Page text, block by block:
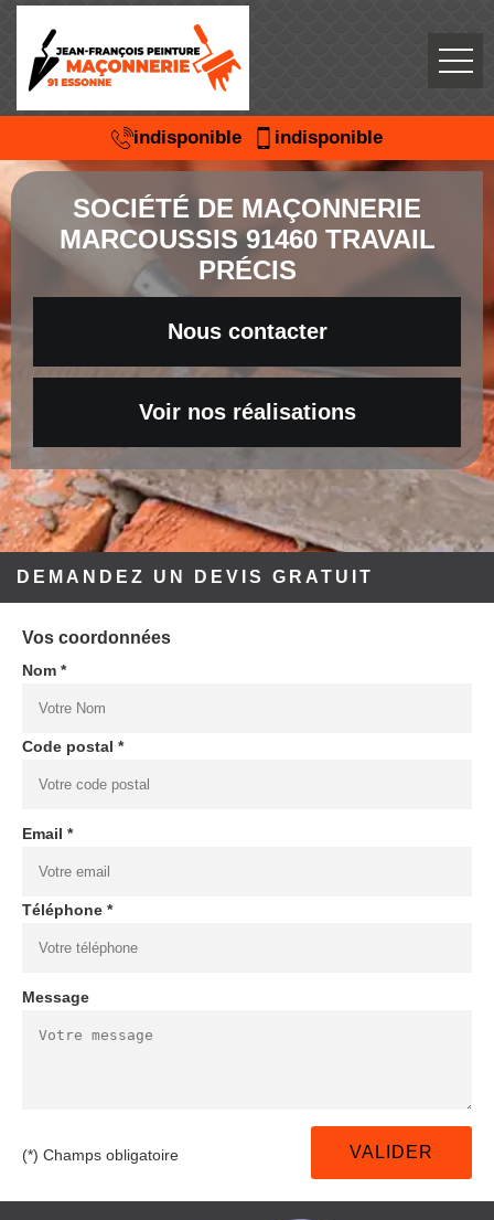
indisponible indisponible
SOCIÉTÉ DE MAÇONNERIE
MARCOUSSIS 91460 TRAVAIL
PRÉCIS
Nous contacter
Voir nos réalisations
DEMANDEZ UN DEVIS GRATUIT
Vos coordonnées
Nom *
Code postal *
Email *
Téléphone *
Message
(*) Champs obligatoire